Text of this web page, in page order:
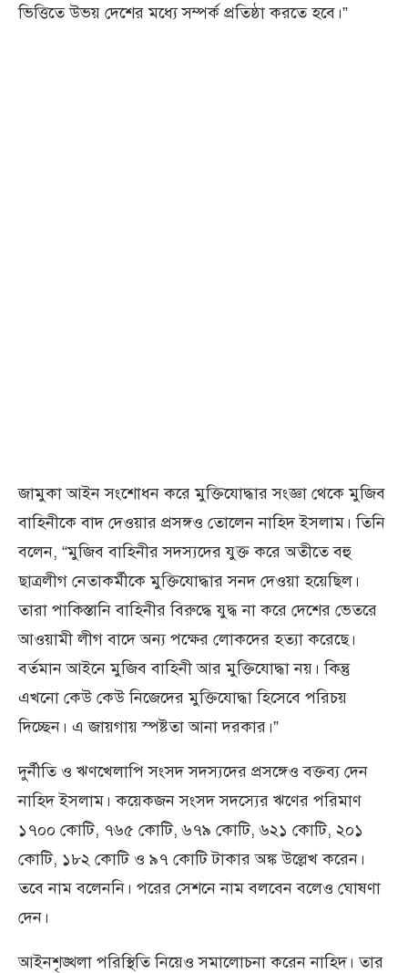
ভিত্তিতে উভয় দেশের মধ্যে সম্পর্ক প্রতিষ্ঠা করতে হবে।”
জামুকা আইন সংশোধন করে মুক্তিযোদ্ধার সংজ্ঞা থেকে মুজিব
বাহিনীকে বাদ দেওয়ার প্রসঙ্গও তোলেন নাহিদ ইসলাম। তিনি
বলেন, “মুজিব বাহিনীর সদস্যদের যুক্ত করে অতীতে বহু
ছাত্রলীগ নেতাকর্মীকে মুক্তিযোদ্ধার সনদ দেওয়া হয়েছিল।
তারা পাকিস্তানি বাহিনীর বিরুদ্ধে যুদ্ধ না করে দেশের ভেতরে
আওয়ামী লীগ বাদে অন্য পক্ষের লোকদের হত্যা করেছে।
বর্তমান আইনে মুজিব বাহিনী আর মুক্তিযোদ্ধা নয়। কিন্তু
এখনো কেউ কেউ নিজেদের মুক্তিযোদ্ধা হিসেবে পরিচয়
দিচ্ছেন। এ জায়গায় স্পষ্টতা আনা দরকার।”
দুর্নীতি ও ঋণখেলাপি সংসদ সদস্যদের প্রসঙ্গেও বক্তব্য দেন
নাহিদ ইসলাম। কয়েকজন সংসদ সদস্যের ঋণের পরিমাণ
১৭০০ কোটি, ৭৬৫ কোটি, ৬৭৯ কোটি, ৬২১ কোটি, ২০১
কোটি, ১৮২ কোটি ও ৯৭ কোটি টাকার অঙ্ক উল্লেখ করেন।
তবে নাম বলেননি। পরের সেশনে নাম বলবেন বলেও ঘোষণা
দেন।
আইনশৃঙ্খলা পরিস্থিতি নিয়েও সমালোচনা করেন নাহিদ। তার